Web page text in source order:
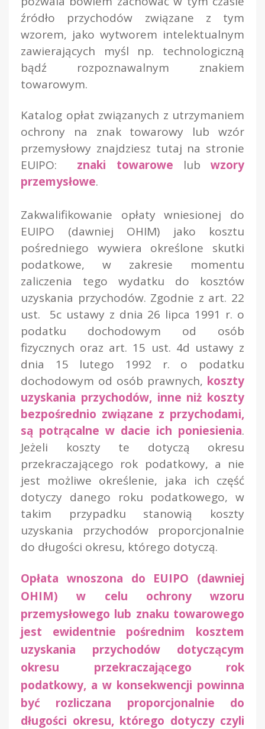
źródło przychodów związane z tym
wzorem, jako wytworem intelektualnym
zawierających myśl np. technologiczną
bądź rozpoznawalnym znakiem
towarowym.
Katalog opłat związanych z utrzymaniem
ochrony na znak towarowy lub wzór
przemysłowy znajdziesz tutaj na stronie
EUIPO: znaki towarowe lubwzory
przemysłowe.
Zakwalifikowanie opłaty wniesionej do
EUIPO (dawniej OHIM) jako kosztu
pośredniego wywiera określone skutki
podatkowe, w zakresie momentu
zaliczenia tego wydatku do kosztów
uzyskania przychodów. Zgodnie z art. 22
ust. 5c ustawy z dnia 26 lipca 1991 r. o
podatku dochodowym od osób
fizycznych oraz art. 15 ust. 4d ustawy z
dnia 15 lutego 1992 r. o podatku
dochodowym od osób prawnych, koszty
uzyskania przychodów, inne niż koszty
bezpośrednio związane z przychodami,
są potrącalne w dacie ich poniesienia.
Jeżeli koszty te dotyczą okresu
przekraczającego rok podatkowy, a nie
jest możliwe określenie, jaka ich część
dotyczy danego roku podatkowego, w
takim przypadku stanowią koszty
uzyskania przychodów proporcjonalnie
do długości okresu, którego dotyczą.
Opłata wnoszona do EUIPO (dawniej
OHIM) w celu ochrony wzoru
przemysłowego lub znaku towarowego
jest ewidentnie pośrednim kosztem
uzyskania przychodów dotyczącym
okresu przekraczającego rok
podatkowy, a w konsekwencji powinna
być rozliczana proporcjonalnie do
długości okresu, którego dotyczy czyli